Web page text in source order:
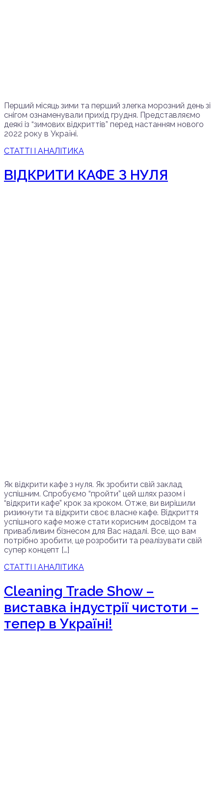
Перший місяць зими та перший злегка морозний день зі
снігом ознаменували прихід грудня. Представляємо
деякі із “зимових відкриттів” перед настанням нового
2022 року в Україні.
СТАТТІ І АНАЛІТИКА
ВІДКРИТИ КАФЕ З НУЛЯ
Як відкрити кафе з нуля. Як зробити свій заклад
успішним. Спробуємо “пройти” цей шлях разом і
“відкрити кафе” крок за кроком. Отже, ви вирішили
ризикнути та відкрити своє власне кафе. Відкриття
успішного кафе може стати корисним досвідом та
привабливим бізнесом для Вас надалі. Все, що вам
потрібно зробити, це розробити та реалізувати свій
супер концепт […]
СТАТТІ І АНАЛІТИКА
Сleaning Trade Show –
виставка індустрії чистоти –
тепер в Україні!